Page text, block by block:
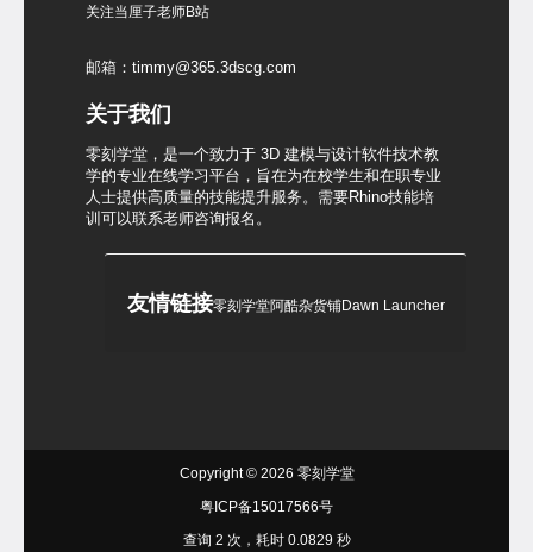
关注当厘子老师B站
邮箱：timmy@365.3dscg.com
关于我们
零刻学堂，是一个致力于 3D 建模与设计软件技术教
学的专业在线学习平台，旨在为在校学生和在职专业
人士提供高质量的技能提升服务。需要Rhino技能培
训可以联系老师咨询报名。
友情链接零刻学堂阿酷杂货铺Dawn Launcher
Copyright © 2026 零刻学堂
粤ICP备15017566号
查询 2 次，耗时 0.0829 秒